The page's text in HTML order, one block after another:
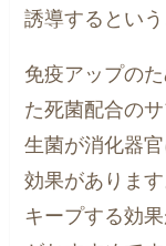
誘導するという
免疫アップの
た死菌配合の
生菌が消化器
効果がありま
キープする効